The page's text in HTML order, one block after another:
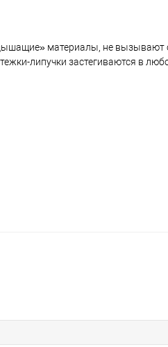
материалы, не вызывают
липучки застегиваются в